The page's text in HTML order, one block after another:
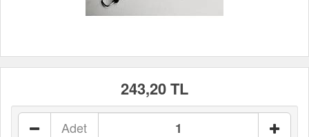
243,20 TL
Adet